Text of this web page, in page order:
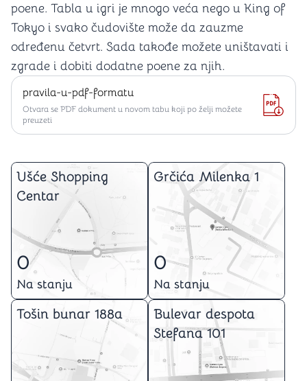
poene. Tabla u igri je mnogo veća nego u King of
Tokyo i svako čudovište može da zauzme
određenu četvrt. Sada takođe možete uništavati i
zgrade i dobiti dodatne poene za njih.
pravila-u-pdf-formatu
Otvara se PDF dokument u novom tabu koji po želji možete
preuzeti
Ušće Shopping
Centar
0
Na stanju
Grčića Milenka 1
0
Na stanju
Tošin bunar 188a
Bulevar despota
Stefana 101